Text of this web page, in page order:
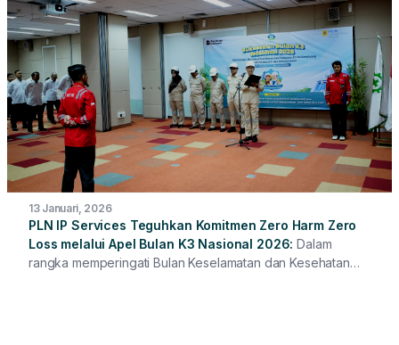
Motor Listrik Berbasis Baterai. Penghargaan ini merupakan
pengakuan atas kontribusi nyata PLN IP Services melalui
Cogen EV 2.5 dalam mendukung percepatan transisi
energi bersih dan rendah emisi di Indonesia.
13 Januari, 2026
PLN IP Services Teguhkan Komitmen Zero Harm Zero
Loss melalui Apel Bulan K3 Nasional 2026 Dalam
rangka memperingati Bulan Keselamatan dan Kesehatan